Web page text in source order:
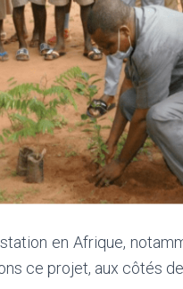
en Afrique,
ce projet, aux côtés